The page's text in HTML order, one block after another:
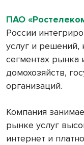
ПАО
России
услуг и решений,
сегментах рынка
домохозяйств,
организаций.
Компания
рынке услуг
интернет и